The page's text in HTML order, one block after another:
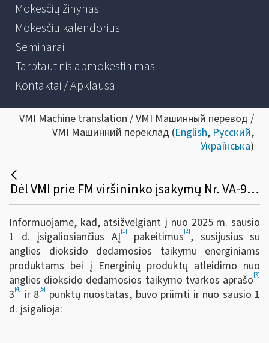
Mokesčių žinynas
Mokesčių kalendorius
Seminarai
Tarptautinis apmokestinimas
Kontaktai / Apklausa
VMI Machine translation / VMI Машинный перевод /
VMI Машинний переклад (English, Русский,
Українська)
Dėl VMI prie FM viršininko įsakymų Nr. VA-99, Nr. 156 ir Nr. VA-17 pakeitimo
Informuojame, kad, atsižvelgiant į nuo 2025 m. sausio
1 d. įsigaliosiančius AĮ[1] pakeitimus[2], susijusius su
anglies dioksido dedamosios taikymu energiniams
produktams bei į Energinių produktų atleidimo nuo
anglies dioksido dedamosios taikymo tvarkos aprašo[3]
3[4] ir 8[5] punktų nuostatas, buvo priimti ir nuo sausio 1
d. įsigalioja: